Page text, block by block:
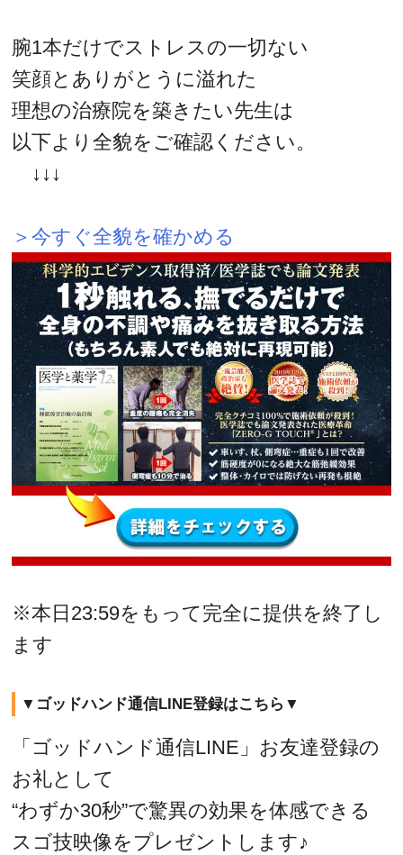
腕1本だけでストレスの一切ない
笑顔とありがとうに溢れた
理想の治療院を築きたい先生は
以下より全貌をご確認ください。
↓↓↓
＞今すぐ全貌を確かめる
※本日23:59をもって完全に提供を終了し
ます
▼ゴッドハンド通信LINE登録はこちら▼
「ゴッドハンド通信LINE」お友達登録の
お礼として
“わずか30秒”で驚異の効果を体感できる
スゴ技映像をプレゼントします♪